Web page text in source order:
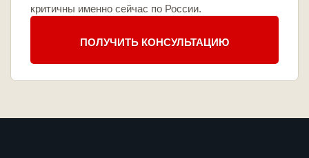
критичны именно сейчас по России.
ПОЛУЧИТЬ КОНСУЛЬТАЦИЮ